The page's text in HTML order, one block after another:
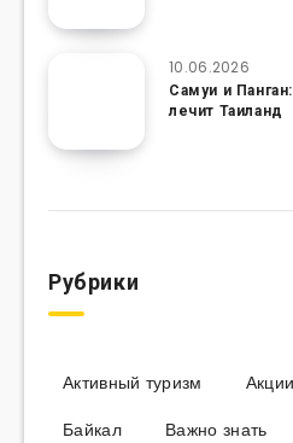
10.06.2026
Самуи и
лечит Таиланд
Рубрики
Активный туризм Акции
Байкал
Важно знать